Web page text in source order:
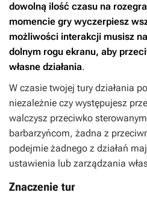
dowolną ilość czasu na
momencie gry wyczerpiesz
możliwości interakcji musisz
dolnym rogu ekranu, aby
własne działania.
W czasie twojej tury działania
niezależnie czy występujesz
walczysz przeciwko
barbarzyńcom, żadna z
podejmie żadnego z działań
ustawienia lub zarządzania
Znaczenie tur